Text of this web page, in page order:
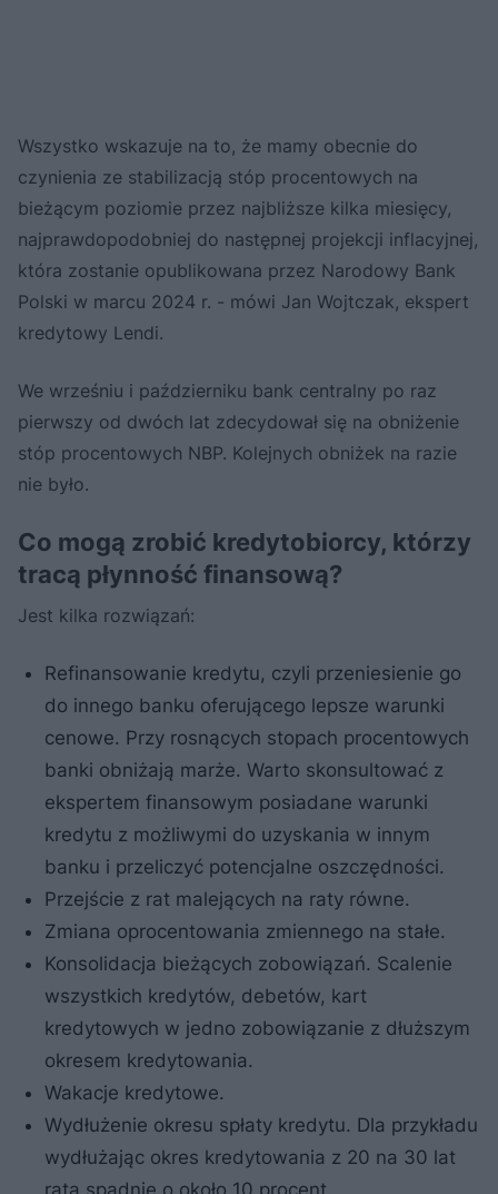
Wszystko wskazuje na to, że mamy obecnie do
czynienia ze stabilizacją stóp procentowych na
bieżącym poziomie przez najbliższe kilka miesięcy,
najprawdopodobniej do następnej projekcji inflacyjnej,
która zostanie opublikowana przez Narodowy Bank
Polski w marcu 2024 r. - mówi Jan Wojtczak, ekspert
kredytowy Lendi.
We wrześniu i październiku bank centralny po raz
pierwszy od dwóch lat zdecydował się na obniżenie
stóp procentowych NBP. Kolejnych obniżek na razie
nie było.
Co mogą zrobić kredytobiorcy, którzy
tracą płynność finansową?
Jest kilka rozwiązań:
Refinansowanie kredytu, czyli przeniesienie go
do innego banku oferującego lepsze warunki
cenowe. Przy rosnących stopach procentowych
banki obniżają marże. Warto skonsultować z
ekspertem finansowym posiadane warunki
kredytu z możliwymi do uzyskania w innym
banku i przeliczyć potencjalne oszczędności.
Przejście z rat malejących na raty równe.
Zmiana oprocentowania zmiennego na stałe.
Konsolidacja bieżących zobowiązań. Scalenie
wszystkich kredytów, debetów, kart
kredytowych w jedno zobowiązanie z dłuższym
okresem kredytowania.
Wakacje kredytowe.
Wydłużenie okresu spłaty kredytu. Dla przykładu
wydłużając okres kredytowania z 20 na 30 lat
rata spadnie o około 10 procent.